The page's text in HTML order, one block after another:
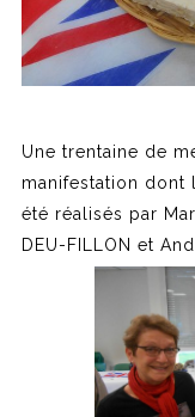
Une trentaine de
manifestation
été réalisés par
DEU-FILLON et